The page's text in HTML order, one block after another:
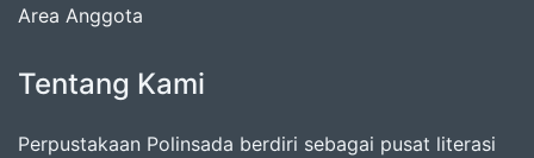
Area Anggota
Tentang Kami
Perpustakaan Polinsada berdiri sebagai pusat literasi